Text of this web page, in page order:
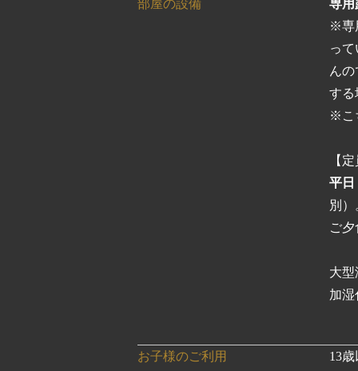
部屋の設備
専用
※専
っ
ん
する
※こ
【
平日
別）
ご
大
加
お子様のご利用 13